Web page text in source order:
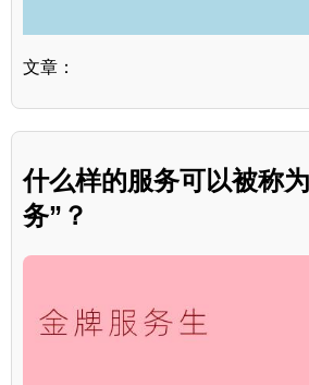
文章：
什么样的服务可以被称
务”？